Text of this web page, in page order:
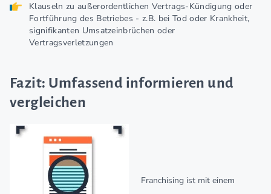
Klauseln zu außerordentlichen Vertrags-Kündigung oder
Fortführung des Betriebes - z.B. bei Tod oder Krankheit,
signifikanten Umsatzeinbrüchen oder
Vertragsverletzungen
Fazit: Umfassend informieren und
vergleichen
Franchising ist mit einem